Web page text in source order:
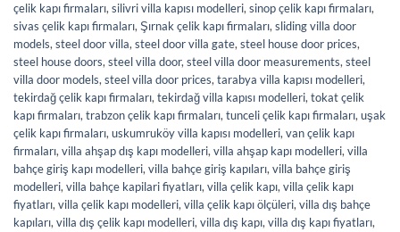
çelik kapı firmaları, silivri villa kapısı modelleri, sinop çelik kapı firmaları,
sivas çelik kapı firmaları, Şırnak çelik kapı firmaları, sliding villa door
models, steel door villa, steel door villa gate, steel house door prices,
steel house doors, steel villa door, steel villa door measurements, steel
villa door models, steel villa door prices, tarabya villa kapısı modelleri,
tekirdağ çelik kapı firmaları, tekirdağ villa kapısı modelleri, tokat çelik
kapı firmaları, trabzon çelik kapı firmaları, tunceli çelik kapı firmaları, uşak
çelik kapı firmaları, uskumruköy villa kapısı modelleri, van çelik kapı
firmaları, villa ahşap dış kapı modelleri, villa ahşap kapı modelleri, villa
bahçe giriş kapı modelleri, villa bahçe giriş kapıları, villa bahçe giriş
modelleri, villa bahçe kapilari fiyatları, villa çelik kapı, villa çelik kapı
fiyatları, villa çelik kapı modelleri, villa çelik kapı ölçüleri, villa dış bahçe
kapıları, villa dış çelik kapı modelleri, villa dış kapı, villa dış kapı fiyatları,